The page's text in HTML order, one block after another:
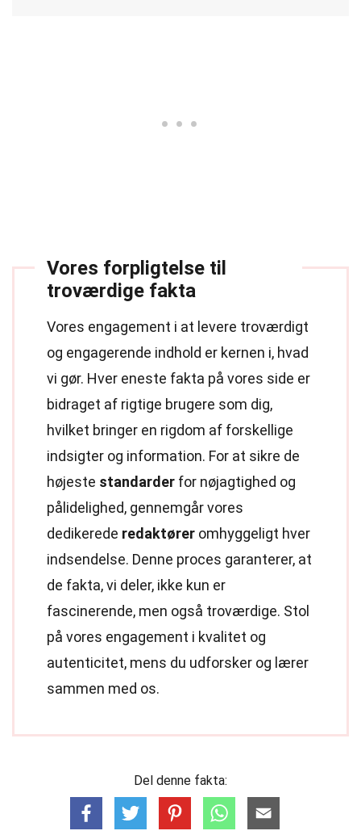
Vores forpligtelse til
troværdige fakta
Vores engagement i at levere troværdigt
og engagerende indhold er kernen i, hvad
vi gør. Hver eneste fakta på vores side er
bidraget af rigtige brugere som dig,
hvilket bringer en rigdom af forskellige
indsigter og information. For at sikre de
højeste standarder for nøjagtighed og
pålidelighed, gennemgår vores
dedikerede redaktører omhyggeligt hver
indsendelse. Denne proces garanterer, at
de fakta, vi deler, ikke kun er
fascinerende, men også troværdige. Stol
på vores engagement i kvalitet og
autenticitet, mens du udforsker og lærer
sammen med os.
Del denne fakta: